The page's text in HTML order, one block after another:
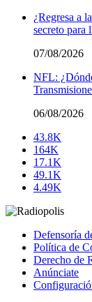
¿Regresa a
secreto para
07/08/2026
NFL:
06/08/2026
43.8K
164K
17.1K
49.1K
4.49K
Defensoría
Política de
Derecho de
Anúnciate